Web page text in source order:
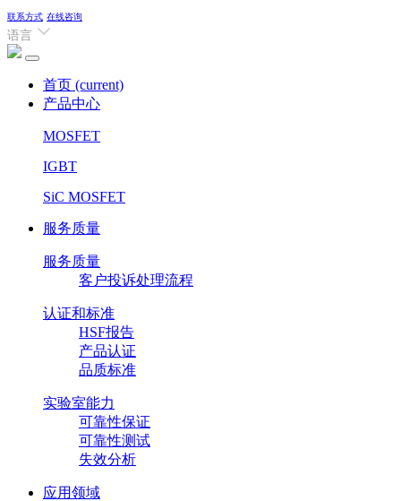
联系方式 在线咨询
语言
首页 (current)
产品中心
MOSFET
IGBT
SiC MOSFET
服务质量
服务质量
客户投诉处理流程
认证和标准
HSF报告
产品认证
品质标准
实验室能力
可靠性保证
可靠性测试
失效分析
应用领域